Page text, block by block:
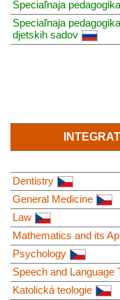
Speciaľnaja
Speciaľnaja
djetskih sadov
Dentistry
General Medicine
Law
Mathematics and its
Psychology
Speech and Language
Katolická teologie